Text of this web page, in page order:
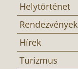
Helytörténet
Rendezvények
Hírek
Turizmus